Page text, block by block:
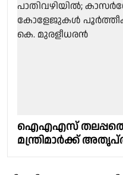
ഐഎഎസ്
മന്ത്രിമാർക്ക്